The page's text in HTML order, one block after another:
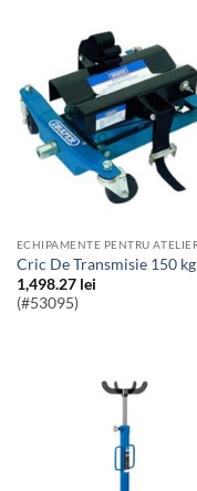
Cric De Transmisie 150 kg
1,498.27 lei
(#53095)